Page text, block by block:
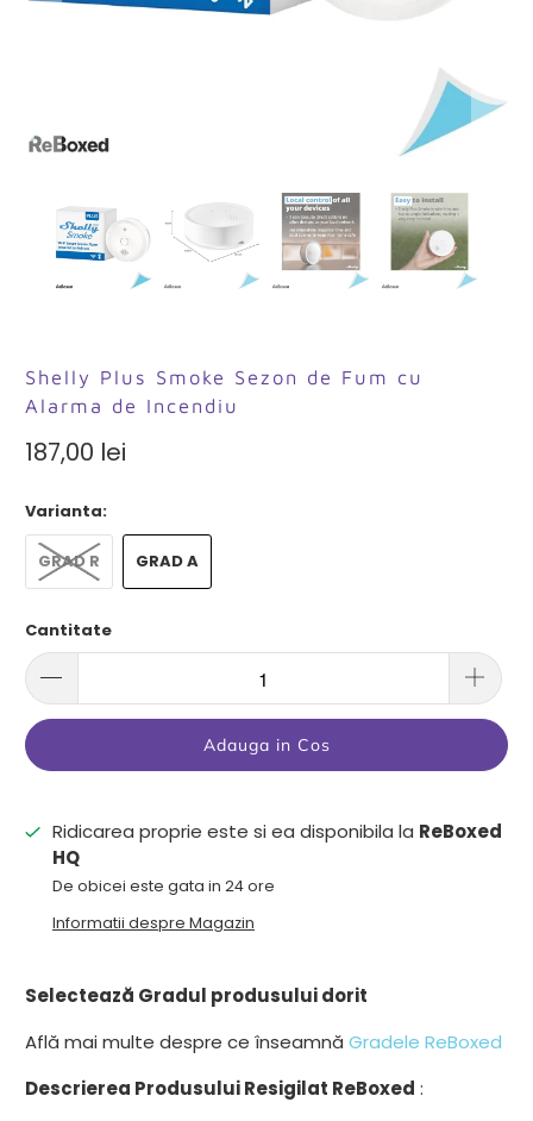
Shelly Plus Smoke Sezon de Fum cu
Alarma de Incendiu
187,00 lei
Varianta:
GRAD R GRAD A
Cantitate
Adauga in Cos
Ridicarea proprie este si ea disponibila la ReBoxed
HQ
De obicei este gata in 24 ore
Informatii despre Magazin
Selectează Gradul produsului dorit
Află mai multe despre ce înseamnăGradele ReBoxed
Descrierea Produsului Resigilat ReBoxed :